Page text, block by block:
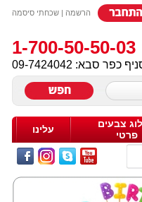
הרשמה |שכחתי סיסמה
כפר סבא: 09-7424042
צבעים
פרטי
עלינו